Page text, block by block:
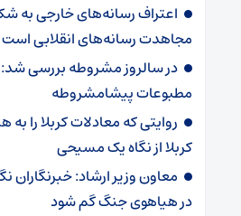
اعتراف رسانه‌های خارجی
مجاهدت رسانه‌های انقلابی است
در سالروز مشروطه بررسی شد:
مطبوعات پیشامشروطه
روایتی که معادلات کربلا را
کربلا از نگاه یک مسیحی
معاون وزیر ارشاد: خبرنگاران
در هیاهوی جنگ گم شود